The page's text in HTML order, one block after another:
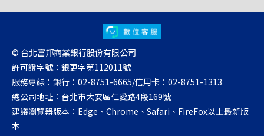
© 台北富邦商業銀行股份有限公司
許可證字號：銀更字第112011號
服務專線：銀行：02-8751-6665/信用卡：02-8751-1313
總公司地址：台北市大安區仁愛路4段169號
建議瀏覽器版本：Edge、Chrome、Safari、FireFox以上最新版
本